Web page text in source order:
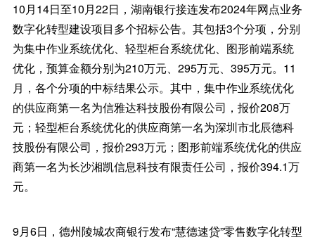
10月14日至10月22日，湖南银行接连发布2024年网点业务
数字化转型建设项目多个招标公告。其包括3个分项，分别
为集中作业系统优化、轻型柜台系统优化、图形前端系统
优化，预算金额分别为210万元、295万元、395万元。11
月，各个分项的中标结果公示。其中，集中作业系统优化
的供应商第一名为信雅达科技股份有限公司，报价208万
元；轻型柜台系统优化的供应商第一名为深圳市北辰德科
技股份有限公司，报价293万元；图形前端系统优化的供应
商第一名为长沙湘凯信息科技有限责任公司，报价394.1万
元。
9月6日，德州陵城农商银行发布“慧德速贷”零售数字化转型